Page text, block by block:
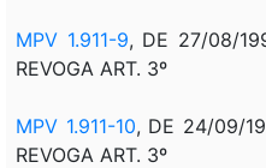
MPV 1.911-9, DE 27/08/
REVOGA ART. 3º
MPV 1.911-10, DE 24/09/
REVOGA ART. 3º